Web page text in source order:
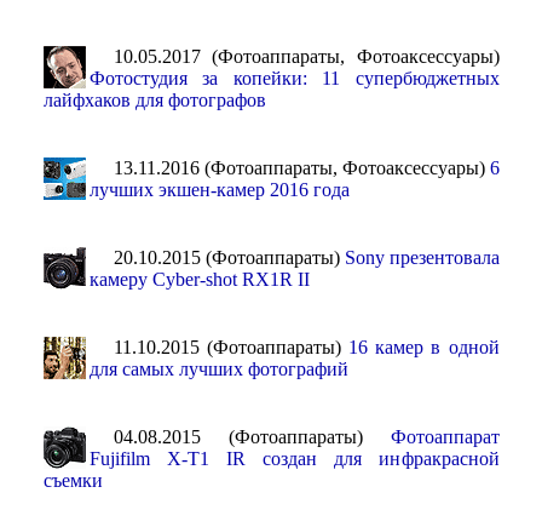
10.05.2017 (Фотоаппараты, Фотоаксессуары)
Фотостудия за копейки: 11 супербюджетных
лайфхаков для фотографов
13.11.2016 (Фотоаппараты, Фотоаксессуары) 6
лучших экшен-камер 2016 года
20.10.2015 (Фотоаппараты) Sony презентовала
камеру Cyber-shot RX1R II
11.10.2015 (Фотоаппараты) 16 камер в одной
для самых лучших фотографий
04.08.2015 (Фотоаппараты) Фотоаппарат
Fujifilm X-T1 IR создан для инфракрасной
съемки